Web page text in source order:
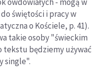
świętości i pracy w
o Kościele, p. 41).
takie osoby "świeckim
będziemy używać
single".